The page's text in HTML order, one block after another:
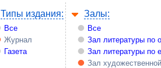
Типы издания:
Все
Журнал
Газета
Залы:
Все
Зал литературы по
Зал литературы по
Зал